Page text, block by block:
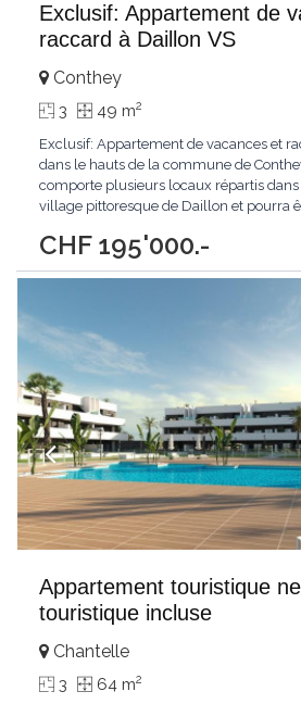
Exclusif: Appartement de
raccard à Daillon VS
CHF 195'000.-
Conthey
3 49 m2
Exclusif: Appartement de vacances et
dans le hauts de la commune de
comporte plusieurs locaux répartis dans
village pittoresque de Daillon et pourra
copropriété, l'appartement principal du
avec une grande cave au sous-sol...
Appartement touristique
touristique incluse
Chantelle
3 64 m2